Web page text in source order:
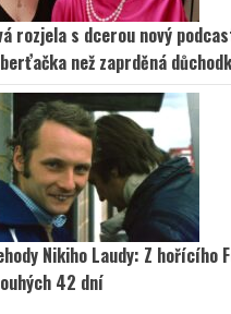
rozjela s dcerou nový
než zaprděná
Nikiho Laudy: Z hořícího
42 dní